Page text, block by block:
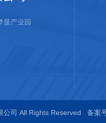
显产业园
公司 All Rights Reserved 备案